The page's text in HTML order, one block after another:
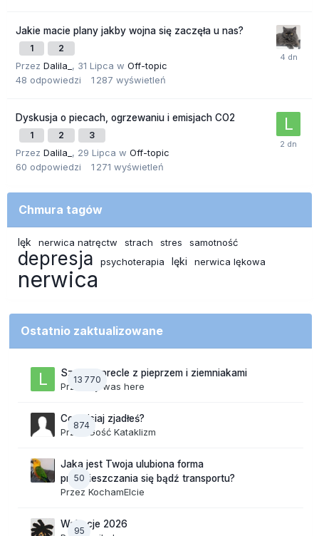
Jakie macie plany jakby wojna się zaczęła u nas?
1 2
Przez Dalila_ , 31 Lipca w Off-topic
48 odpowiedzi 1 287 wyświetleń
Dyskusja o piecach, ogrzewaniu i emisjach CO2
1 2 3
Przez Dalila_ , 29 Lipca w Off-topic
60 odpowiedzi 1 271 wyświetleń
Chmura tagów
lęk nerwica natręctw strach stres samotność
depresja psychoterapia lęki nerwica lękowa
nerwica
Ostatnio zaktualizowane
13 770
Szalone precle z pieprzem i ziemniakami
Przez lily was here
874
Co dzisiaj zjadłeś?
Przez Gość Kataklizm
50
Jaka jest Twoja ulubiona forma
przemieszczania się bądź transportu?
Przez KochamElcie
95
Wakacje 2026